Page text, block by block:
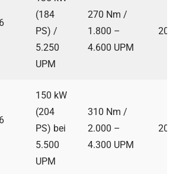
(184
PS) /
5.250
UPM
270 Nm /
1.800 –
4.600 UPM
150 kW
(204
PS) bei
5.500
UPM
310 Nm /
2.000 –
4.300 UPM